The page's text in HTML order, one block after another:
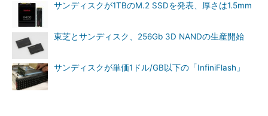
サンディスクが1TBのM.2 SSDを発表、厚さは1.5mm
東芝とサンディスク、256Gb 3D NANDの生産開始
サンディスクが単価1ドル/GB以下の「InfiniFlash」